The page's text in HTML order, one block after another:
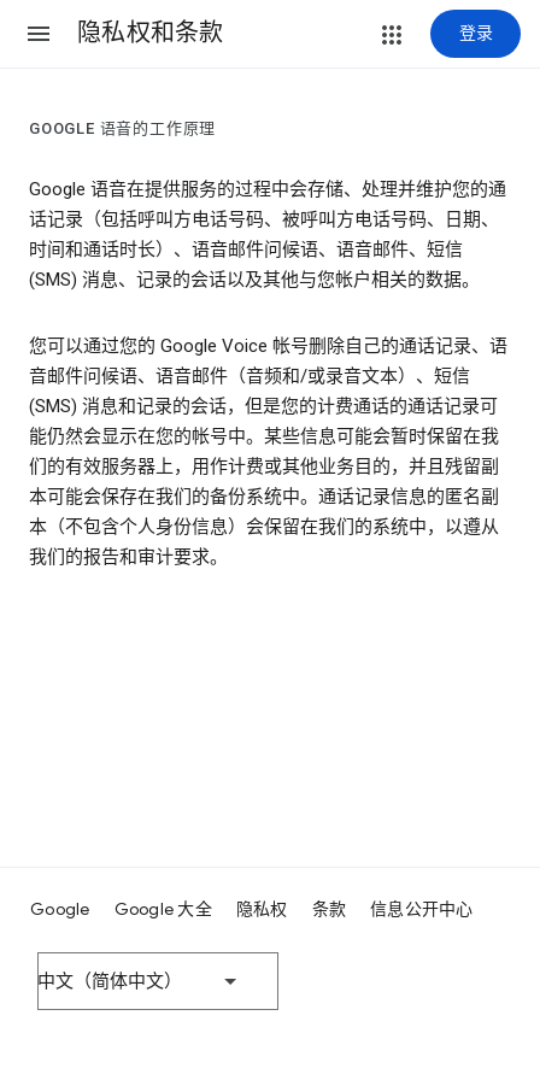
隐私权和条款 登录
GOOGLE 语音的工作原理
Google 语音在提供服务的过程中会存储、处理并维护您的通
话记录（包括呼叫方电话号码、被呼叫方电话号码、日期、
时间和通话时长）、语音邮件问候语、语音邮件、短信
(SMS) 消息、记录的会话以及其他与您帐户相关的数据。
您可以通过您的 Google Voice 帐号删除自己的通话记录、语
音邮件问候语、语音邮件（音频和/或录音文本）、短信
(SMS) 消息和记录的会话，但是您的计费通话的通话记录可
能仍然会显示在您的帐号中。某些信息可能会暂时保留在我
们的有效服务器上，用作计费或其他业务目的，并且残留副
本可能会保存在我们的备份系统中。通话记录信息的匿名副
本（不包含个人身份信息）会保留在我们的系统中，以遵从
我们的报告和审计要求。
Google Google 大全 隐私权 条款 信息公开中心
中文（简体中文）